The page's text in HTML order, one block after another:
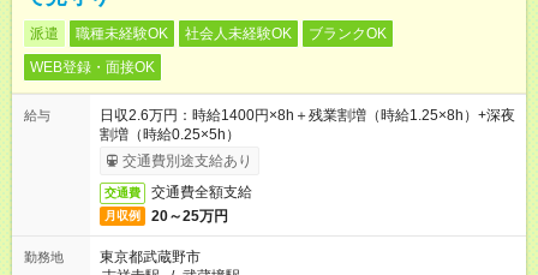
派遣 職種未経験OK 社会人未経験OK
ブランクOK
WEB登録・面接OK
給与
日収2.6万円：時給1400円×8h＋残業割増（時給1.25×8h）+深夜
割増（時給0.25×5h）
交通費別途支給あり
交通費 交通費全額支給
月収例 20～25万円
勤務地
東京都武蔵野市